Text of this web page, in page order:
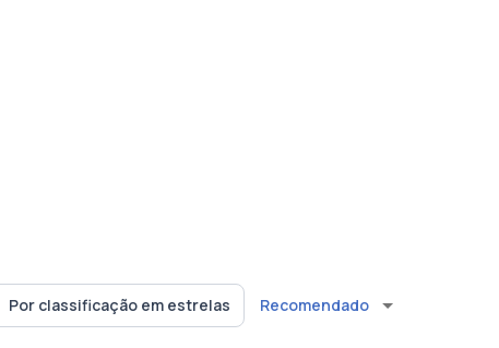
Por classificação em estrelas Recomendado